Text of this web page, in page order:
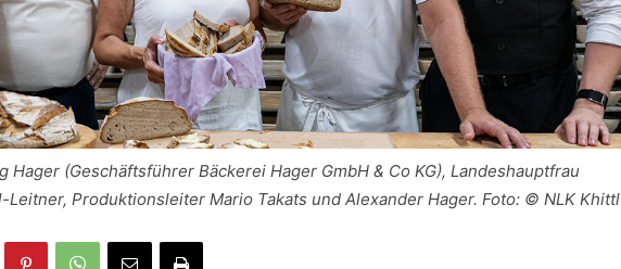
Hager (Geschäftsführer Bäckerei Hager GmbH & Co KG), Landeshauptfrau
Leitner, Produktionsleiter Mario Takats und Alexander Hager. Foto: © NLK Khittl